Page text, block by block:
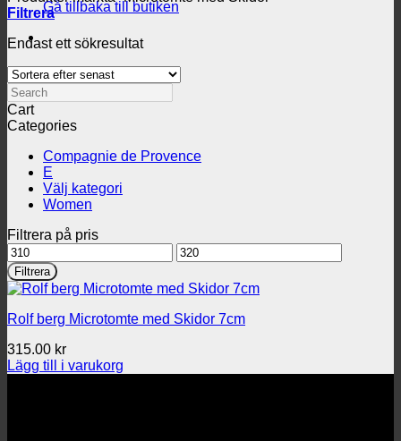
Gå tillbaka till butiken
Filtrera
Endast ett sökresultat
Search
Cart
Categories
Compagnie de Provence
E
Välj kategori
Women
Filtrera på pris
Min
pris
Max
pris
Filtrera
Rolf berg Microtomte med Skidor 7cm
315.00 kr
Lägg till i varukorg